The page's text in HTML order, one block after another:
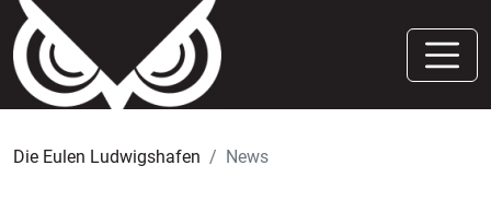
Die Eulen Ludwigshafen News